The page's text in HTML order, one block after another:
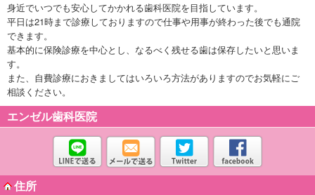
身近でいつでも安心してかかれる歯科医院を目指しています。
平日は21時まで診療しておりますので仕事や用事が終わった後でも通院
できます。
基本的に保険診療を中心とし、なるべく残せる歯は保存したいと思いま
す。
また、自費診療におきましてはいろいろ方法がありますのでお気軽にご
相談ください。
エンゼル歯科医院
住所